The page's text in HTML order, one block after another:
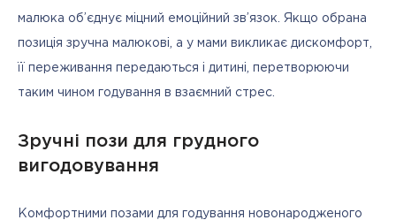
малюка об’єднує міцний емоційний зв’язок. Якщо обрана
позиція зручна малюкові, а у мами викликає дискомфорт,
її переживання передаються і дитині, перетворюючи
таким чином годування в взаємний стрес.
Зручні пози для грудного
вигодовування
Комфортними позами для годування новонародженого